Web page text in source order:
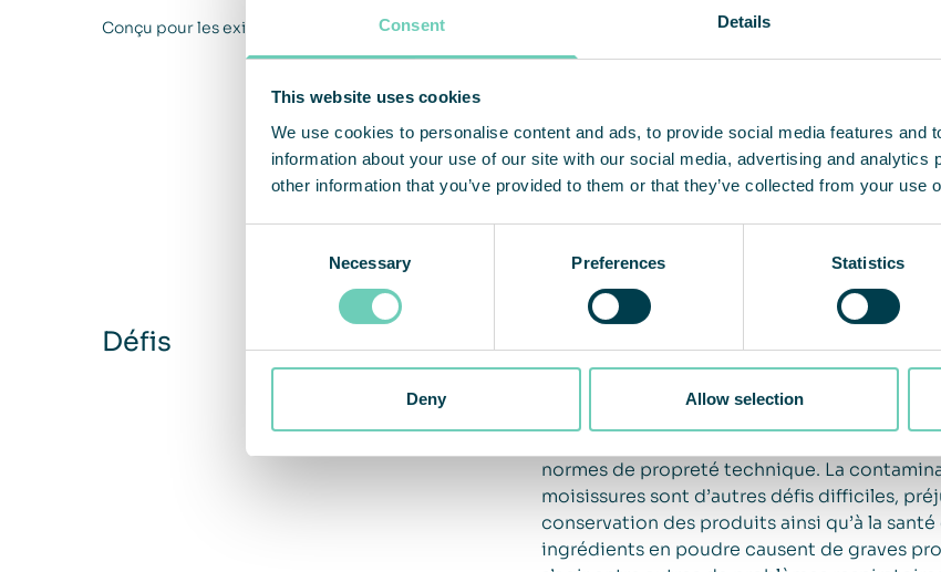
Consent Details
This website uses cookies
We use cookies to personalise content and ads, to provide social media features and
information about your use of our site with our social media, advertising and analytics
other information that you’ve provided to them or that they’ve collected from your use
Necessary Preferences Statistics
Deny Allow selection
Conçu pour les exigences de ​l’industrie alimentaire et des boissons
Défis
Les ingrédients en poudre sont
dans d’autres industries de production où
intérieur. Les installations dans lesquelles
souvent une charge de particules élevée,
l’entretien des équipements. La mauvaise
normes de propreté technique. La
moisissures sont d’autres défis difficiles,
conservation des produits ainsi qu’à la
ingrédients en poudre causent de graves